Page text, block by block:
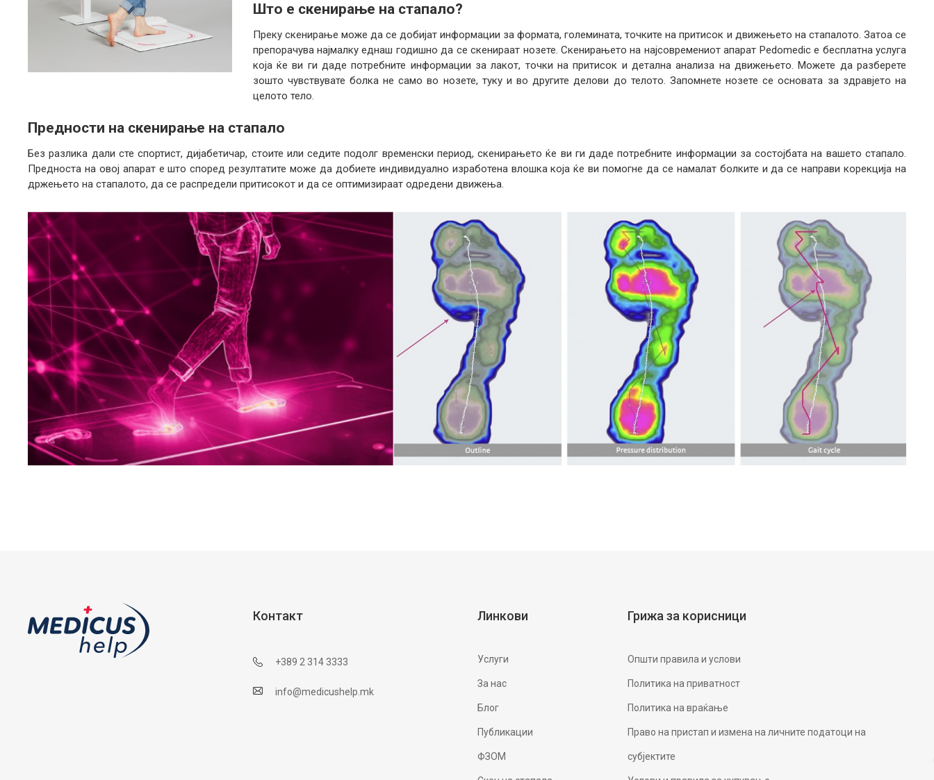
Што е скенирање на стапало?
Преку скенирање може да се добијат информации за формата, големината, точките на притисок и движењето на стапалото. Затоа се
препорачува најмалку еднаш годишно да се скенираат нозете. Скенирањето на најсовремениот апарат Pedomedic е бесплатна услуга
која ќе ви ги даде потребните информации за лакот, точки на притисок и детална анализа на движењето. Можете да разберете
зошто чувствувате болка не само во нозете, туку и во другите делови до телото. Запомнете нозете се основата за здравјето на
целото тело.
Предности на скенирање на стапало
Без разлика дали сте спортист, дијабетичар, стоите или седите подолг временски период, скенирањето ќе ви ги даде потребните информации за состојбата на вашето стапало.
Предноста на овој апарат е што според резултатите може да добиете индивидуално изработена влошка која ќе ви помогне да се намалат болките и да се направи корекција на
држењето на стапалото, да се распредели притисокот и да се оптимизираат одредени движења.
Контакт
+389 2 314 3333
info@medicushelp.mk
Линкови
Услуги
За нас
Блог
Публикации
ФЗОМ
Грижа за корисници
Општи правила и услови
Политика на приватност
Политика на враќање
Право на пристап и измена на личните податоци на
субјектите